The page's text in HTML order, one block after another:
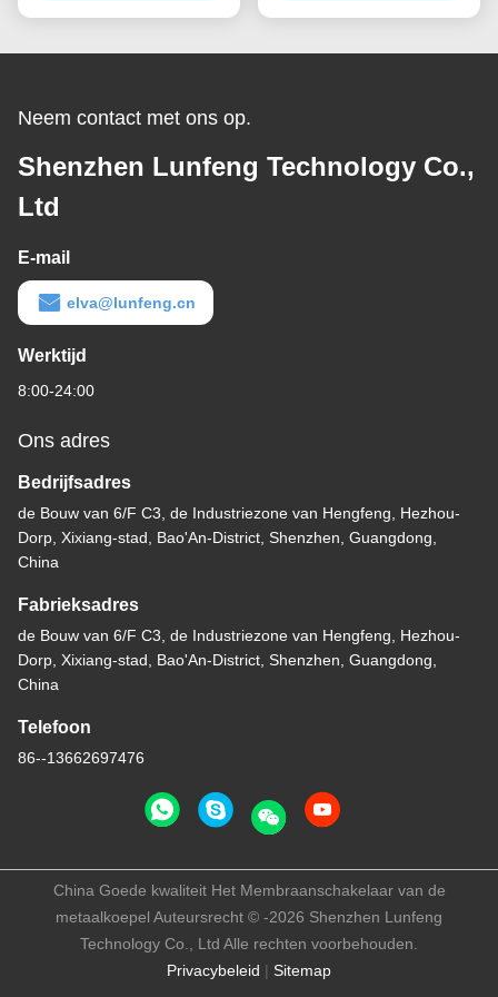
voor Koffie
van de
Neem contact met ons op.
Shenzhen Lunfeng Technology Co.,
Ltd
E-mail
elva@lunfeng.cn
Werktijd
8:00-24:00
Ons adres
Bedrijfsadres
de Bouw van 6/F C3, de Industriezone van Hengfeng, Hezhou-
Dorp, Xixiang-stad, Bao'An-District, Shenzhen, Guangdong,
China
Fabrieksadres
de Bouw van 6/F C3, de Industriezone van Hengfeng, Hezhou-
Dorp, Xixiang-stad, Bao'An-District, Shenzhen, Guangdong,
China
Telefoon
86--13662697476
Privacybeleid | Sitemap
China Goede kwaliteit Het Membraanschakelaar van de
metaalkoepel Auteursrecht © -2026 Shenzhen Lunfeng
Technology Co., Ltd Alle rechten voorbehouden.